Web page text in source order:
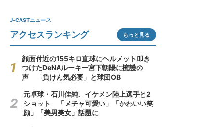
J-CASTニュース
アクセスランキング もっと見る
顔面付近の155キロ直球にヘルメット叩き
つけたDeNAルーキー宮下朝陽に擁護の
声 「負けん気必要」と球団OB
元卓球・石川佳純、イケメン陸上選手と2
ショット 「メチャ可愛い」「かわいい笑
顔」「美男美女」話題に